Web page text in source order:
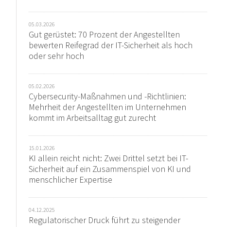
05.03.2026
Gut gerüstet: 70 Prozent der Angestellten
bewerten Reifegrad der IT-Sicherheit als hoch
oder sehr hoch
05.02.2026
Cybersecurity-Maßnahmen und -Richtlinien:
Mehrheit der Angestellten im Unternehmen
kommt im Arbeitsalltag gut zurecht
15.01.2026
KI allein reicht nicht: Zwei Drittel setzt bei IT-
Sicherheit auf ein Zusammenspiel von KI und
menschlicher Expertise
04.12.2025
Regulatorischer Druck führt zu steigender